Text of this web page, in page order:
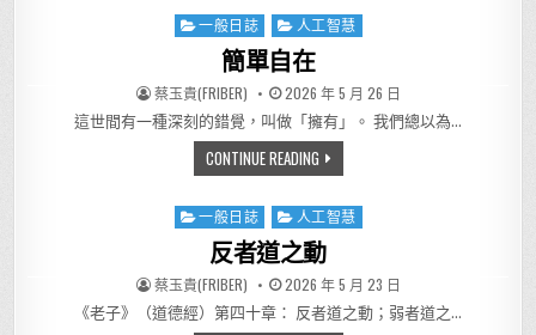
Posted in
一般日誌 人工智慧
簡單自在
AUTHOR:
蔡玉貴(FRIBER) PUBLISHED DATE:
2026 年 5 月 26 日
這世間有一種深刻的錯覺，叫做「擁有」。 我們總以為…
CONTINUE READING簡單自在
Posted in
一般日誌 人工智慧
反者道之動
AUTHOR:
蔡玉貴(FRIBER) PUBLISHED DATE:
2026 年 5 月 23 日
《老子》（道德經）第四十章： 反者道之動；弱者道之…